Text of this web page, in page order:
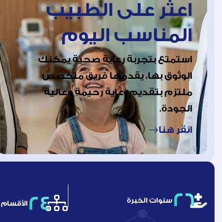
اعثر على الطبيب
المناسب اليوم
استمتع بتجربة رعاية صحية يمكنك
الوثوق بها، يقدمها فريق متخصص
ملتزم بتقديم رعاية رحيمة وعالية
الجودة.
انقر هنا
26 سنوات الخبرة 24